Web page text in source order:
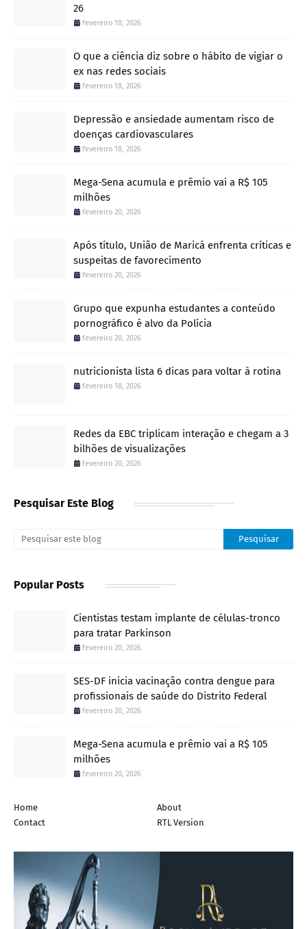
26
fevereiro 18, 2026
O que a ciência diz sobre o hábito de vigiar o
ex nas redes sociais
fevereiro 18, 2026
Depressão e ansiedade aumentam risco de
doenças cardiovasculares
fevereiro 18, 2026
Mega-Sena acumula e prêmio vai a R$ 105
milhões
fevereiro 20, 2026
Após título, União de Maricá enfrenta críticas e
suspeitas de favorecimento
fevereiro 20, 2026
Grupo que expunha estudantes a conteúdo
pornográfico é alvo da Polícia
fevereiro 20, 2026
nutricionista lista 6 dicas para voltar à rotina
fevereiro 18, 2026
Redes da EBC triplicam interação e chegam a 3
bilhões de visualizações
fevereiro 20, 2026
Pesquisar Este Blog
Popular Posts
Cientistas testam implante de células-tronco
para tratar Parkinson
fevereiro 20, 2026
SES-DF inicia vacinação contra dengue para
profissionais de saúde do Distrito Federal
fevereiro 20, 2026
Mega-Sena acumula e prêmio vai a R$ 105
milhões
fevereiro 20, 2026
Home
About
Contact
RTL Version